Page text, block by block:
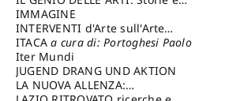
interpretazione
IMMAGINE
INTERVENTI d'Arte sull'Arte
dedicata alla cultura della
conservazione d’arte
Fondazione Paola Droghetti onlus
ITACAa cura di: Portoghesi Paolo
Iter Mundi
JUGEND DRANG UND AKTION
LA NUOVA ALLENZA: